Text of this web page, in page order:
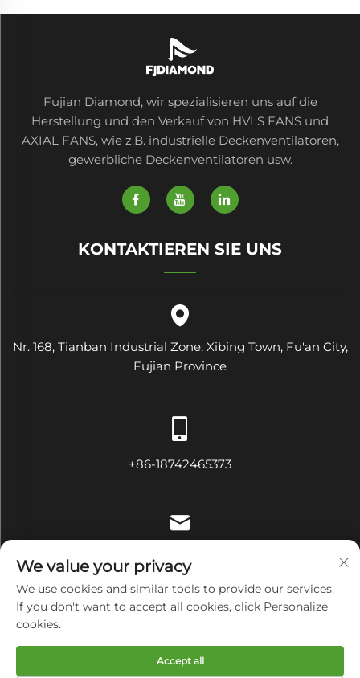
Fujian Diamond, wir spezialisieren uns auf die
Herstellung und den Verkauf von HVLS FANS und
AXIAL FANS, wie z.B. industrielle Deckenventilatoren,
gewerbliche Deckenventilatoren usw.
KONTAKTIEREN SIE UNS
Nr. 168, Tianban Industrial Zone, Xibing Town, Fu'an City,
Fujian Province
+86-18742465373
Copyright © Fujian Diamond Electrical and Mechanical
Equipment Co., Ltd Alle Rechte vorbehalten
Datenschutzrichtlinie
We value your privacy
We use cookies and similar tools to provide our services.
If you don't want to accept all cookies, click Personalize
cookies.
Accept all